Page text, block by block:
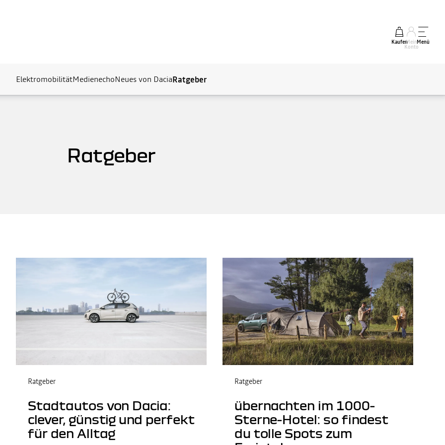
KaufenMein
Konto
Menü
ElektromobilitätMedienechoNeues von DaciaRatgeber
Ratgeber
Ratgeber
Stadtautos von Dacia:
clever, günstig und perfekt
für den Alltag
Ratgeber
übernachten im 1000-
Sterne-Hotel: so findest
du tolle Spots zum